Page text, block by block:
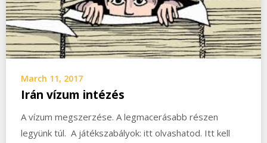
March 11, 2017
Irán vízum intézés
A vízum megszerzése. A legmacerásabb részen
legyünk túl. A játékszabályok: itt olvashatod. Itt kell